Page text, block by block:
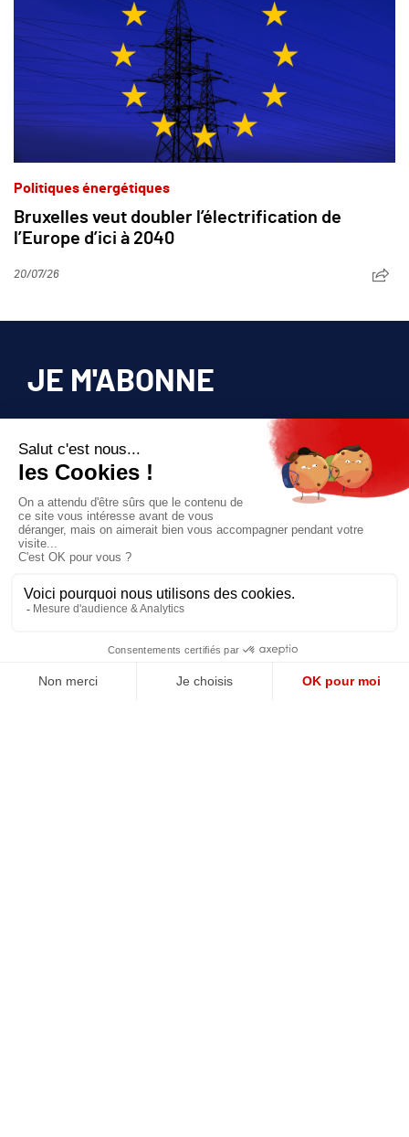
Politiques énergétiques
Bruxelles veut doubler l’électrification de
l’Europe d’ici à 2040
20/07/26
JE M'ABONNE
Pour bénéficier d’un accès privilégié à tous
les articles publiés sur site.
Prix unique 180€/AN
JE M'ABONNE